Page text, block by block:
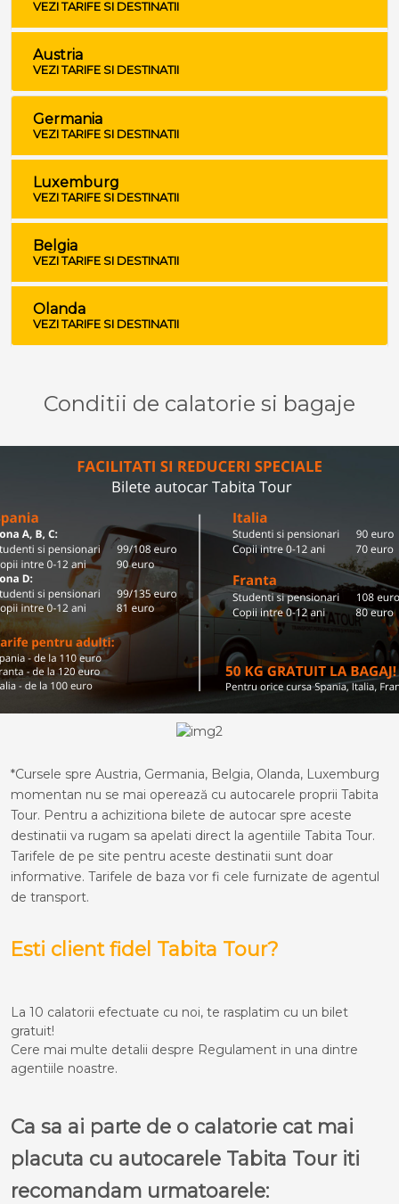
VEZI TARIFE SI DESTINATII
Austria
VEZI TARIFE SI DESTINATII
Germania
VEZI TARIFE SI DESTINATII
Luxemburg
VEZI TARIFE SI DESTINATII
Belgia
VEZI TARIFE SI DESTINATII
Olanda
VEZI TARIFE SI DESTINATII
Conditii de calatorie si bagaje
*Cursele spre Austria, Germania, Belgia, Olanda, Luxemburg
momentan nu se mai operează cu autocarele proprii Tabita
Tour. Pentru a achizitiona bilete de autocar spre aceste
destinatii va rugam sa apelati direct la agentiile Tabita Tour.
Tarifele de pe site pentru aceste destinatii sunt doar
informative. Tarifele de baza vor fi cele furnizate de agentul
de transport.
Esti client fidel Tabita Tour?
La 10 calatorii efectuate cu noi, te rasplatim cu un bilet
gratuit!
Cere mai multe detalii despre Regulament in una dintre
agentiile noastre.
Ca sa ai parte de o calatorie cat mai
placuta cu autocarele Tabita Tour iti
recomandam urmatoarele: